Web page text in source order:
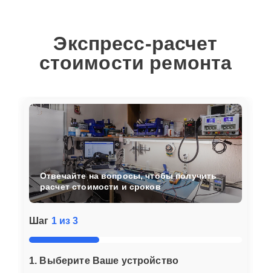
Экспресс-расчет
стоимости ремонта
Шаг 1 из 3
1. Выберите Ваше устройство
Отвечайте на вопросы, чтобы получить
расчет стоимости и сроков